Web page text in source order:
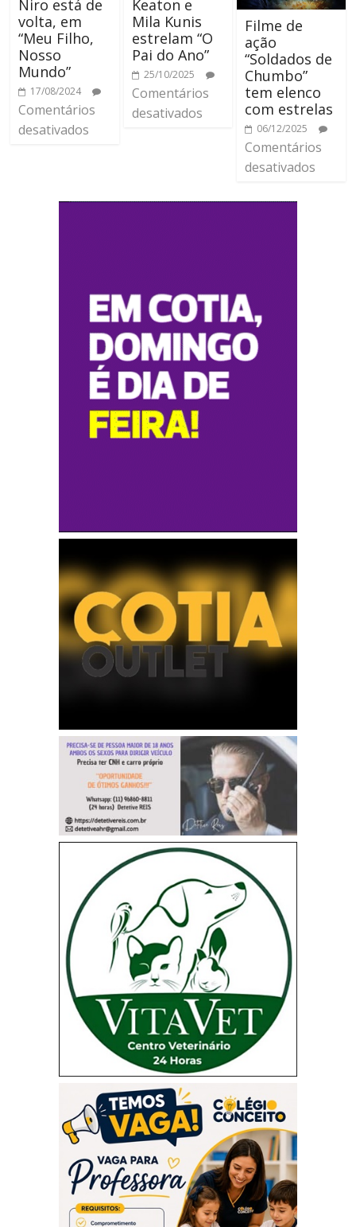
Niro está de
volta, em
“Meu Filho,
Nosso
Mundo”
17/08/2024
Comentários
desativados
Keaton e
Mila Kunis
estrelam “O
Pai do Ano”
25/10/2025
Comentários
desativados
Filme de
ação
“Soldados de
Chumbo”
tem elenco
com estrelas
06/12/2025
Comentários
desativados